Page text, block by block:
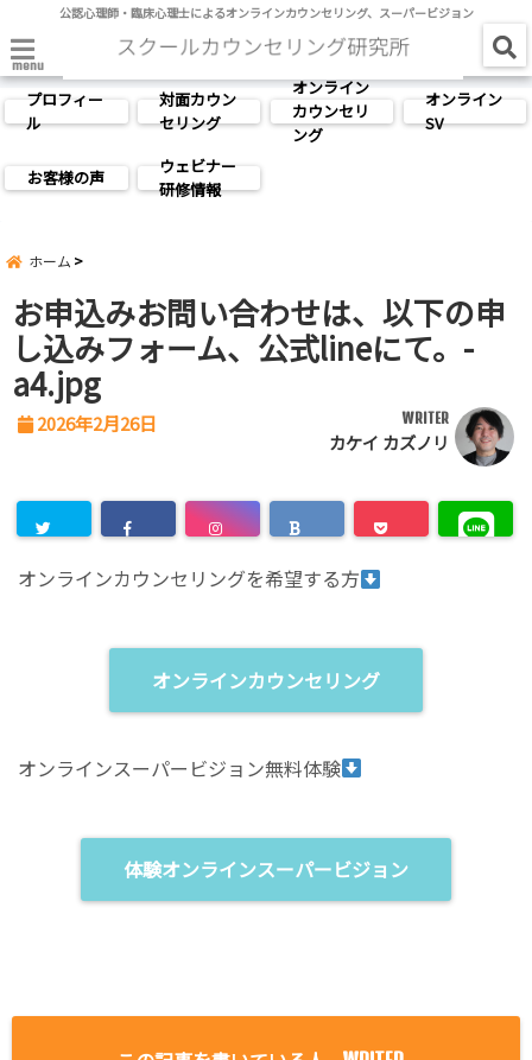
公認心理師・臨床心理士によるオンラインカウンセリング、スーパービジョン
menu
プロフィー
ル
対面カウン
セリング
オンライン
カウンセリ
ング
オンライン
SV
お客様の声
ウェビナー
研修情報
ホーム
お申込みお問い合わせは、以下の申
し込みフォーム、公式lineにて。-
a4.jpg
2026年2月26日 WRITER
カケイ カズノリ
オンラインカウンセリングを希望する方
オンラインカウンセリング
オンラインスーパービジョン無料体験
体験オンラインスーパービジョン